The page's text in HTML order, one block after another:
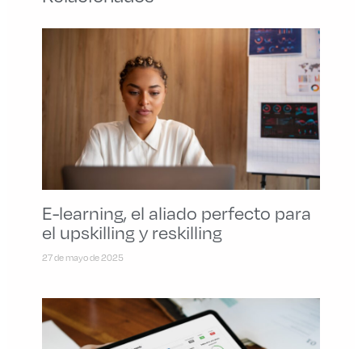
E-learning, el aliado perfecto para
el upskilling y reskilling
27 de mayo de 2025